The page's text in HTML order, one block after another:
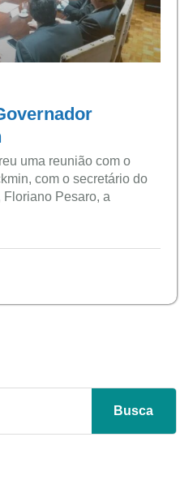
uma reunião com o
com o secretário do
Pesaro, a
Busca